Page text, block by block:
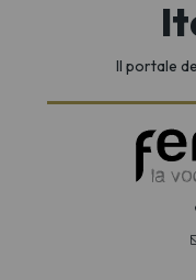
Il portale